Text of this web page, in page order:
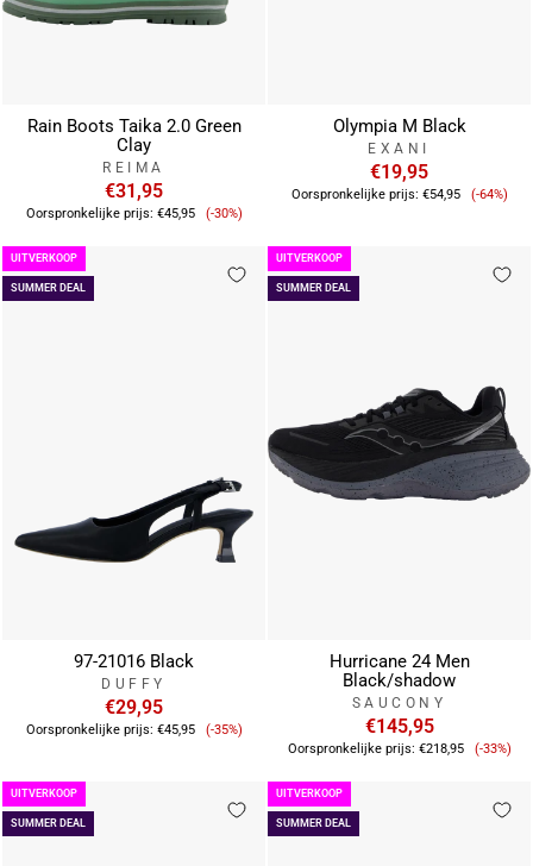
Rain Boots Taika 2.0 Green
Clay
REIMA
€31,95
Oorspronkelijke prijs: €45,95 Verkoopprijs
(-30%)
Olympia M Black
EXANI
€19,95
Oorspronkelijke prijs: €54,95 (-64%)
SUMMER DEAL
UITVERKOOP
97-21016 Black
DUFFY
€29,95
Oorspronkelijke prijs: €45,95 Verkoopprijs
(-35%)
SUMMER DEAL
UITVERKOOP
Hurricane 24 Men
Black/shadow
SAUCONY
€145,95
Oorspronkelijke prijs: €218,95 (-33%)
SUMMER DEAL
UITVERKOOP
SUMMER DEAL
UITVERKOOP